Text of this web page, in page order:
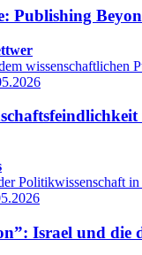
Publishing
wissenschaftlichen
Politikwissenschaft
Israel und die